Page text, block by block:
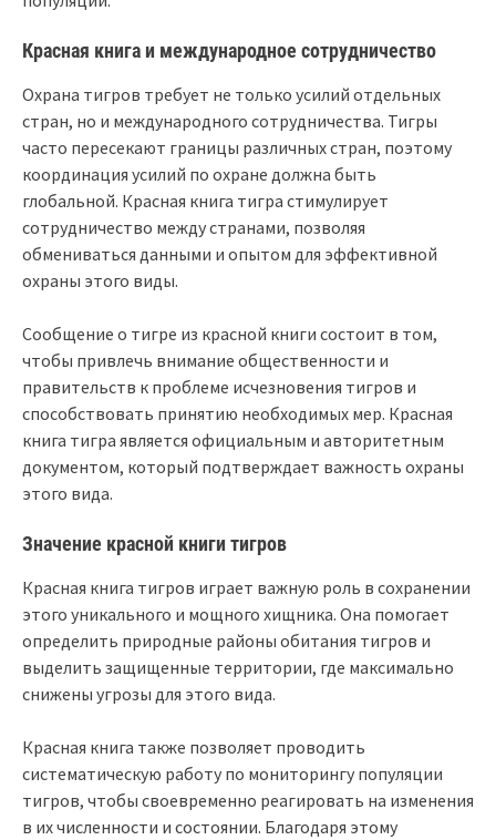
Красная книга и международное сотрудничество
Охрана тигров требует не только усилий отдельных
стран, но и международного сотрудничества. Тигры
часто пересекают границы различных стран, поэтому
координация усилий по охране должна быть
глобальной. Красная книга тигра стимулирует
сотрудничество между странами, позволяя
обмениваться данными и опытом для эффективной
охраны этого виды.
Сообщение о тигре из красной книги состоит в том,
чтобы привлечь внимание общественности и
правительств к проблеме исчезновения тигров и
способствовать принятию необходимых мер. Красная
книга тигра является официальным и авторитетным
документом, который подтверждает важность охраны
этого вида.
Значение красной книги тигров
Красная книга тигров играет важную роль в сохранении
этого уникального и мощного хищника. Она помогает
определить природные районы обитания тигров и
выделить защищенные территории, где максимально
снижены угрозы для этого вида.
Красная книга также позволяет проводить
систематическую работу по мониторингу популяции
тигров, чтобы своевременно реагировать на изменения
в их численности и состоянии. Благодаря этому